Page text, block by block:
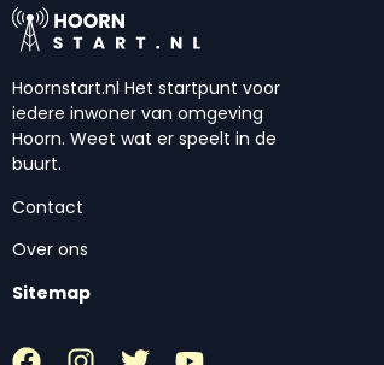
Hoornstart.nl Het startpunt voor
iedere inwoner van omgeving
Hoorn. Weet wat er speelt in de
buurt.
Contact
Over ons
Sitemap